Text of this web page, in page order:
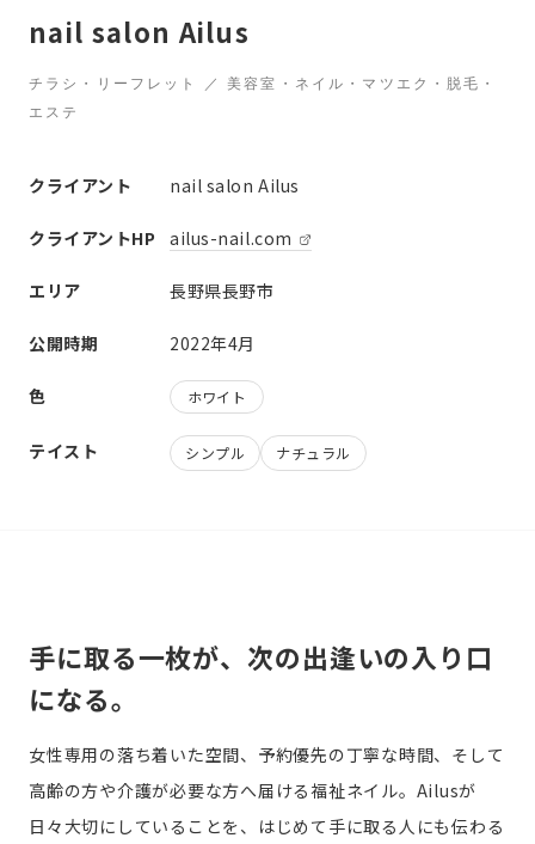
nail salon Ailus
チラシ・リーフレット ／ 美容室・ネイル・マツエク・脱毛・
エステ
クライアント nail salon Ailus
クライアントHP ailus-nail.com
エリア 長野県長野市
公開時期 2022年4月
色 ホワイト
テイスト シンプル ナチュラル
手に取る一枚が、次の出逢いの入り口
になる。
女性専用の落ち着いた空間、予約優先の丁寧な時間、そして
高齢の方や介護が必要な方へ届ける福祉ネイル。Ailusが
日々大切にしていることを、はじめて手に取る人にも伝わる